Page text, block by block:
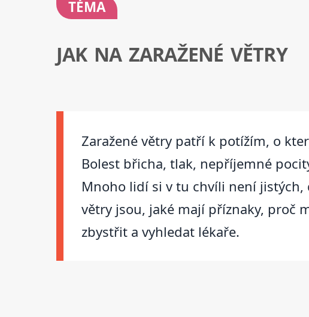
TÉMA
JAK NA ZARAŽENÉ VĚTRY
Zaražené větry patří k potížím, o
Bolest břicha, tlak, nepříjemné
Mnoho lidí si v tu chvíli není jistých,
větry jsou, jaké mají příznaky, proč
zbystřit a vyhledat lékaře.